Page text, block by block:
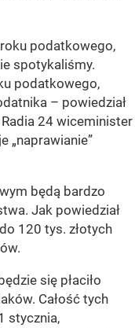
podatkowego,
spotykaliśmy.
podatkowego,
– powiedział
24 wiceminister
„naprawianie”
będą bardzo
Jak powiedział
120 tys. złotych
się płaciło
Całość tych
stycznia,